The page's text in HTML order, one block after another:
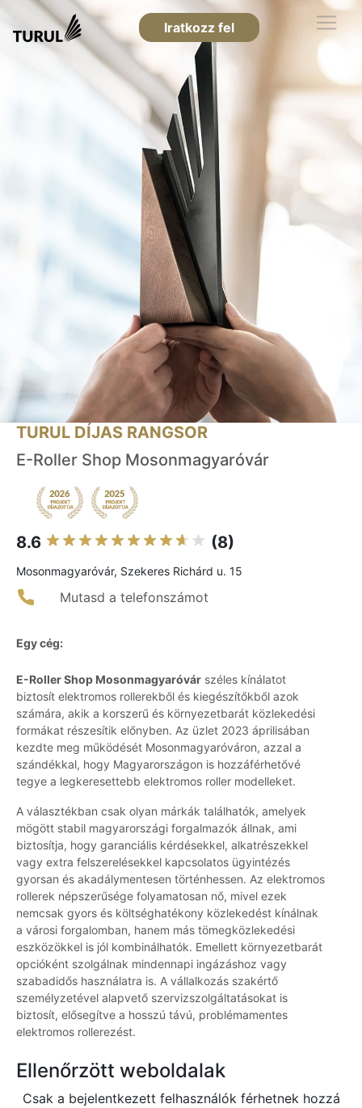
Iratkozz fel
TURUL DÍJAS RANGSOR
E-Roller Shop Mosonmagyaróvár
8.6 (8)
Mosonmagyaróvár, Szekeres Richárd u. 15
Mutasd a telefonszámot
Egy cég:
E-Roller Shop Mosonmagyaróvár széles kínálatot
biztosít elektromos rollerekből és kiegészítőkből azok
számára, akik a korszerű és környezetbarát közlekedési
formákat részesítik előnyben. Az üzlet 2023 áprilisában
kezdte meg működését Mosonmagyaróváron, azzal a
szándékkal, hogy Magyarországon is hozzáférhetővé
tegye a legkeresettebb elektromos roller modelleket.
A választékban csak olyan márkák találhatók, amelyek
mögött stabil magyarországi forgalmazók állnak, ami
biztosítja, hogy garanciális kérdésekkel, alkatrészekkel
vagy extra felszerelésekkel kapcsolatos ügyintézés
gyorsan és akadálymentesen történhessen. Az elektromos
rollerek népszerűsége folyamatosan nő, mivel ezek
nemcsak gyors és költséghatékony közlekedést kínálnak
a városi forgalomban, hanem más tömegközlekedési
eszközökkel is jól kombinálhatók. Emellett környezetbarát
opcióként szolgálnak mindennapi ingázáshoz vagy
szabadidős használatra is. A vállalkozás szakértő
személyzetével alapvető szervizszolgáltatásokat is
biztosít, elősegítve a hosszú távú, problémamentes
elektromos rollerezést.
Ellenőrzött weboldalak
Csak a bejelentkezett felhasználók férhetnek hozzá